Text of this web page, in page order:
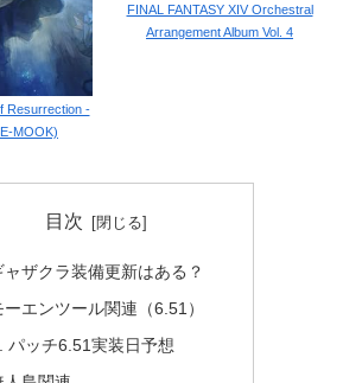
Resurrection -
MOOK)
FINAL FANTASY XIV Orchestral
Arrangement Album Vol. 4
目次
ャザクラ装備更新はある？
ーエンツール関連（6.51）
パッチ6.51実装日予想